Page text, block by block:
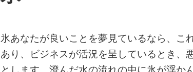
氷あなたが良いことを夢見ているなら、こ
あり、ビジネスが活況を呈しているとき、